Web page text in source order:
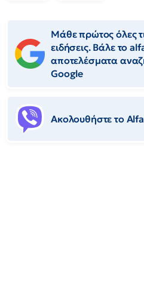
Μάθε πρώτος όλες
ειδήσεις. Βάλε το
αποτελέσματα
Google
Ακολουθήστε το